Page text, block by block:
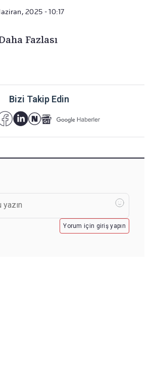
2025 - 10:17
Fazlası
Bizi Takip Edin
Yorum için giriş yapın